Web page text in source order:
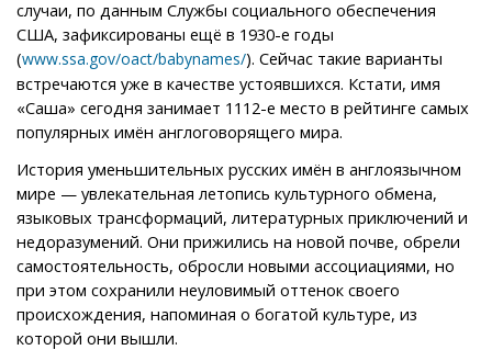
случаи, по данным Службы социального обеспечения
США, зафиксированы ещё в 1930-е годы
(www.ssa.gov/oact/babynames/). Сейчас такие варианты
встречаются уже в качестве устоявшихся. Кстати, имя
«Саша» сегодня занимает 1112-е место в рейтинге самых
популярных имён англоговорящего мира.
История уменьшительных русских имён в англоязычном
мире — увлекательная летопись культурного обмена,
языковых трансформаций, литературных приключений и
недоразумений. Они прижились на новой почве, обрели
самостоятельность, обросли новыми ассоциациями, но
при этом сохранили неуловимый оттенок своего
происхождения, напоминая о богатой культуре, из
которой они вышли.